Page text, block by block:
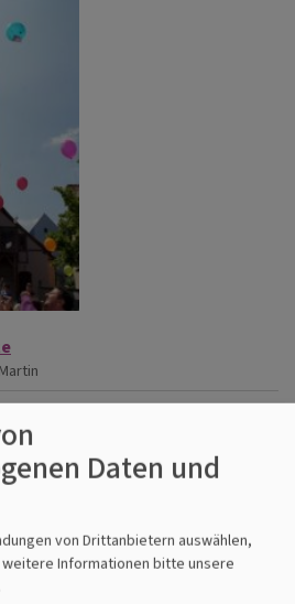
Daten und
von Drittanbietern auswählen,
weitere Informationen bitte unsere